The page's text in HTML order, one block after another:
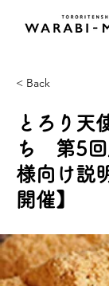
< Back
とろり天
ち 第5回
様向け説
開催】